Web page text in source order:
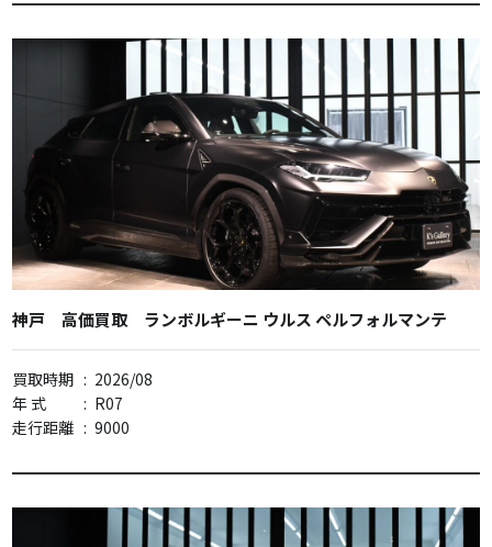
神戸 高価買取 ランボルギーニ ウルス ペルフォルマンテ
買取時期 : 2026/08
年 式
: R07
走行距離 : 9000